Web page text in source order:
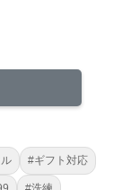
#ギフト対応